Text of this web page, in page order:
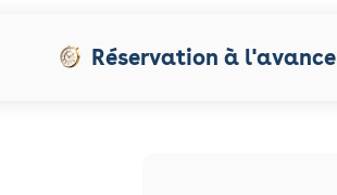
Réservation à l'avance